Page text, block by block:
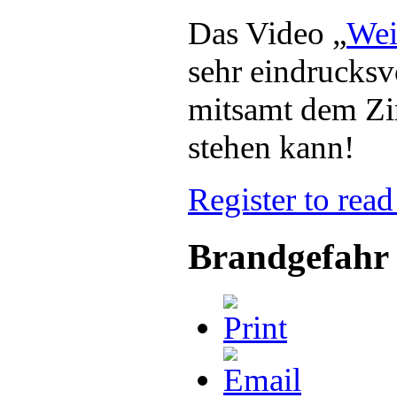
Das Video „
sehr
mitsamt dem
stehen kann!
Register to
Brandgefahr